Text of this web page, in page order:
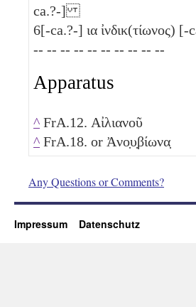
ca.?-]
6[-ca.?-] ια ἰνδικ(τίωνος)
-- -- -- -- -- -- -- -- -- --
Apparatus
^ FrA.12. Αἰλιανοῦ
^ FrA.18. or Ἀνο̣υ̣βίωνα̣
Any Questions or Comments?
Impressum Datenschutz